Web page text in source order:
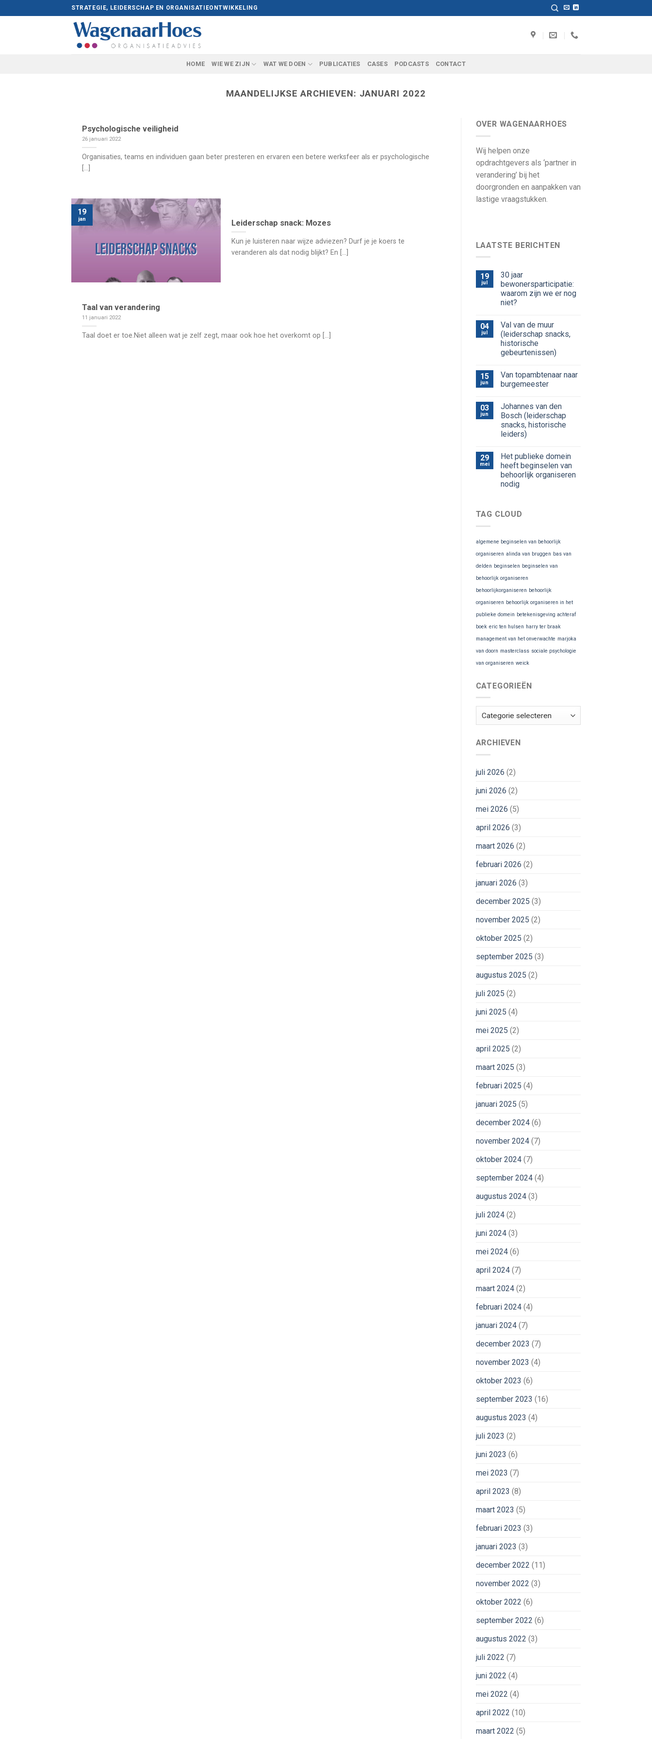
to
STRATEGIE, LEIDERSCHAP EN ORGANISATIEONTWIKKELING
HOME WIE WE ZIJN WAT WE DOEN PUBLICATIES CASES PODCASTS CONTACT
MAANDELIJKSE ARCHIEVEN: JANUARI 2022
Psychologische veiligheid
26 januari 2022
Organisaties, teams en individuen gaan beter presteren en ervaren een betere werksfeer als er psychologische
[...]
Leiderschap snack: Mozes
Kun je luisteren naar wijze adviezen? Durf je je koers te
veranderen als dat nodig blijkt? En [...]
19
jan
Taal van verandering
11 januari 2022
Taal doet er toe.Niet alleen wat je zelf zegt, maar ook hoe het overkomt op [...]
OVER WAGENAARHOES
Wij helpen onze
opdrachtgevers als ‘partner in
verandering’ bij het
doorgronden en aanpakken van
lastige vraagstukken.
LAATSTE BERICHTEN
19
jul
30 jaar
bewonersparticipatie:
waarom zijn we er nog
niet?
04
jul
Val van de muur
(leiderschap snacks,
historische
gebeurtenissen)
15
jun
Van topambtenaar naar
burgemeester
03
jun
Johannes van den
Bosch (leiderschap
snacks, historische
leiders)
29
mei
Het publieke domein
heeft beginselen van
behoorlijk organiseren
nodig
TAG CLOUD
algemene beginselen van behoorlijk
organiseren alinda van bruggen bas van
delden beginselen beginselen van
behoorlijk organiseren
behoorlijkorganiseren behoorlijk
organiseren behoorlijk organiseren in het
publieke domein betekenisgeving achteraf
boek eric ten hulsen harry ter braak
management van het onverwachte marjoka
van doorn masterclass sociale psychologie
van organiseren weick
CATEGORIEËN
Categorieën
ARCHIEVEN
juli 2026 (2)
juni 2026 (2)
mei 2026 (5)
april 2026 (3)
maart 2026 (2)
februari 2026 (2)
januari 2026 (3)
december 2025 (3)
november 2025 (2)
oktober 2025 (2)
september 2025 (3)
augustus 2025 (2)
juli 2025 (2)
juni 2025 (4)
mei 2025 (2)
april 2025 (2)
maart 2025 (3)
februari 2025 (4)
januari 2025 (5)
december 2024(6)
november 2024(7)
oktober 2024(7)
september 2024(4)
augustus 2024(3)
juli 2024(2)
juni 2024(3)
mei 2024(6)
april 2024(7)
maart 2024(2)
februari 2024(4)
januari 2024(7)
december 2023 (7)
november 2023 (4)
oktober 2023 (6)
september 2023 (16)
augustus 2023 (4)
juli 2023 (2)
juni 2023 (6)
mei 2023 (7)
april 2023 (8)
maart 2023 (5)
februari 2023 (3)
januari 2023 (3)
december 2022 (11)
november 2022 (3)
oktober 2022 (6)
september 2022 (6)
augustus 2022 (3)
juli 2022 (7)
juni 2022 (4)
mei 2022 (4)
april 2022 (10)
maart 2022 (5)